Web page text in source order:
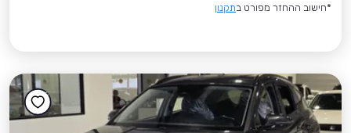
*חישוב ההחזר מפורט בתקנון